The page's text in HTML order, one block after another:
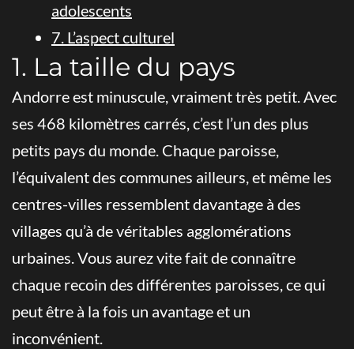
adolescents
7. L’aspect culturel
1. La taille du pays
Andorre est minuscule, vraiment très petit. Avec
ses 468 kilomètres carrés, c’est l’un des plus
petits pays du monde. Chaque paroisse,
l’équivalent des communes ailleurs, et même les
centres-villes ressemblent davantage à des
villages qu’à de véritables agglomérations
urbaines. Vous aurez vite fait de connaître
chaque recoin des différentes paroisses, ce qui
peut être à la fois un avantage et un
inconvénient.